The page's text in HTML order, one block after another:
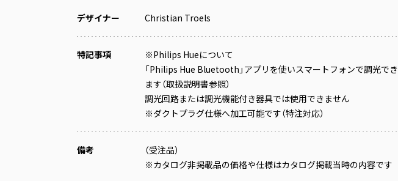
デザイナー Christian Troels
特記事項
※Philips Hueについて
「Philips Hue Bluetooth」アプリを使いスマートフォンで調光でき
ます（取扱説明書参照）
調光回路または調光機能付き器具では使用できません
※ダクトプラグ仕様へ加工可能です（特注対応）
備考
（受注品）
※カタログ非掲載品の価格や仕様はカタログ掲載当時の内容です